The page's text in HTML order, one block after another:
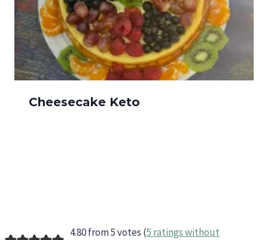
Cheesecake Keto
4.80 from 5 votes (5 ratings without